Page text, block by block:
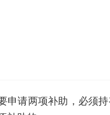
申请两项补助，必须